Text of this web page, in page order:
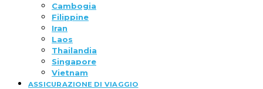
Cambogia
Filippine
Iran
Laos
Thailandia
Singapore
Vietnam
ASSICURAZIONE DI VIAGGIO